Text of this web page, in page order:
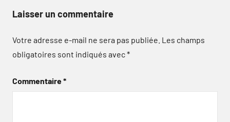
Laisser un commentaire
Votre adresse e-mail ne sera pas publiée. Les champs
obligatoires sont indiqués avec*
Commentaire*